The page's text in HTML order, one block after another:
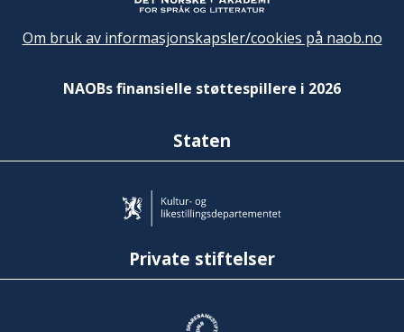
Om bruk av informasjonskapsler/cookies på naob.no
NAOBs finansielle støttespillere i 2026
Staten
Private stiftelser